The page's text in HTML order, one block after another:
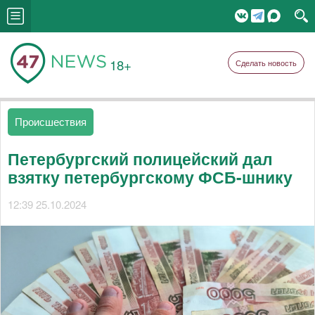
18+ Сделать новость
Происшествия
Петербургский полицейский дал
взятку петербургскому ФСБ-шнику
12:39 25.10.2024